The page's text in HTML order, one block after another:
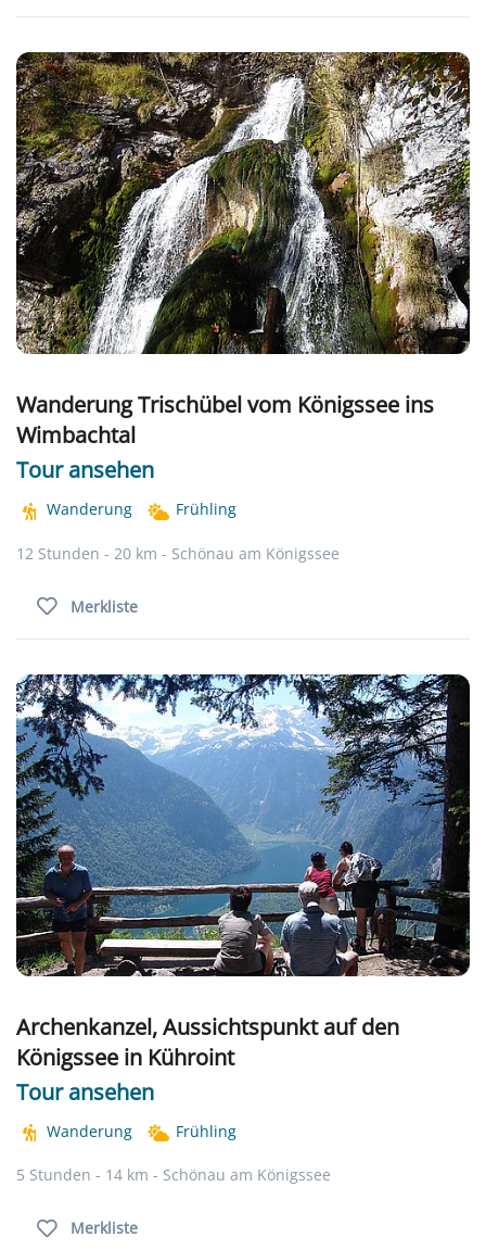
Wanderung Trischübel vom Königssee ins
Wimbachtal
Tour ansehen
Wanderung Frühling
12 Stunden - 20 km - Schönau am Königssee
Merkliste
Archenkanzel, Aussichtspunkt auf den
Königssee in Kühroint
Tour ansehen
Wanderung Frühling
5 Stunden - 14 km - Schönau am Königssee
Merkliste